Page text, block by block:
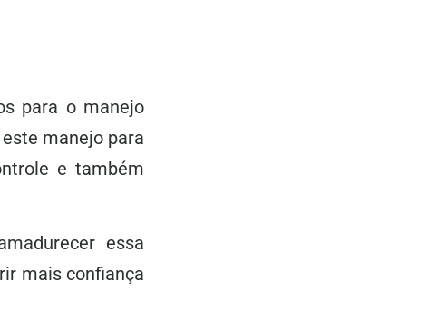
para o manejo
manejo para
e também
essa
mais confiança